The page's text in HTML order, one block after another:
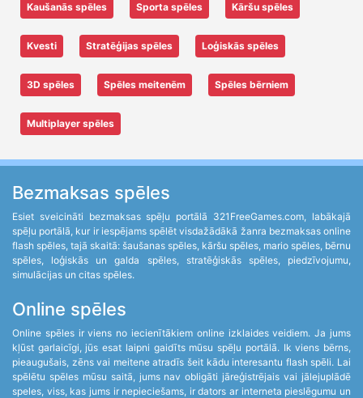
Kaušanās spēles Sporta spēles Kāršu spēles
Kvesti Stratēģijas spēles Loģiskās spēles
3D spēles Spēles meitenēm Spēles bērniem
Multiplayer spēles
Bezmaksas spēles
Esiet sveicināti bezmaksas spēļu portālā 321FreeGames.com, labākajā
spēļu portālā, kur ir iespējams spēlēt visdažādākā žanra bezmaksas online
flash spēles, tajā skaitā: šaušanas spēles, kāršu spēles, mario spēles, bērnu
spēles, loģiskās un galda spēles, stratēģiskās spēles, piedzīvojumu,
simulācijas un citas spēles.
Online spēles
Online spēles ir viens no iecienītākiem online izklaides veidiem. Ja jums
kļūst garlaicīgi, jūs esat laipni gaidīts mūsu spēļu portālā. Ik viens bērns,
pieaugušais, zēns vai meitene atradīs šeit kādu interesantu flash spēli. Lai
spēlētu spēles mūsu saitā, jums nav obligāti jāreģistrējais vai jālejuplādē
speles, viss, kas jums ir nepieciešams, ir dators ar interneta pieslēgumu un